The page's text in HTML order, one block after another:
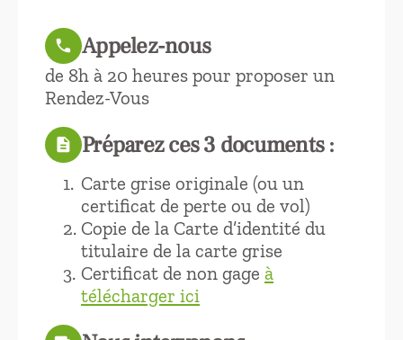
call Appelez-nous
de 8h à 20 heures pour proposer un
Rendez-Vous
description Préparez ces 3 documents :
Carte grise originale (ou un
certificat de perte ou de vol)
Copie de la Carte d’identité du
titulaire de la carte grise
Certificat de non gage à
télécharger ici